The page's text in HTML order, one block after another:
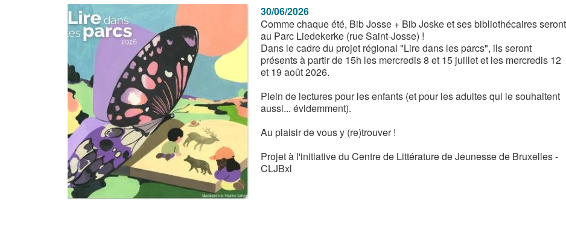
30/06/2026
Comme chaque été, Bib Josse + Bib Joske et ses bibliothécaires seront
au Parc Liedekerke (rue Saint-Josse) !
Dans le cadre du projet régional "Lire dans les parcs", ils seront
présents à partir de 15h les mercredis 8 et 15 juillet et les mercredis 12
et 19 août 2026.
Plein de lectures pour les enfants (et pour les adultes qui le souhaitent
aussi... évidemment).
Au plaisir de vous y (re)trouver !
Projet à l'initiative du Centre de Littérature de Jeunesse de Bruxelles -
CLJBxl